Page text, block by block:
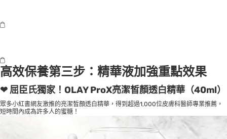
高效保養第三步：精華液加強重點效果
❤ 屈臣氏獨家！OLAY ProX亮潔皙顏透白精華（40ml）
眾多小紅書網友激推的亮潔皙顏透白精華，得到超過1,000位皮膚科醫師專業推薦，
短時間內成為許多人的蜜糖！